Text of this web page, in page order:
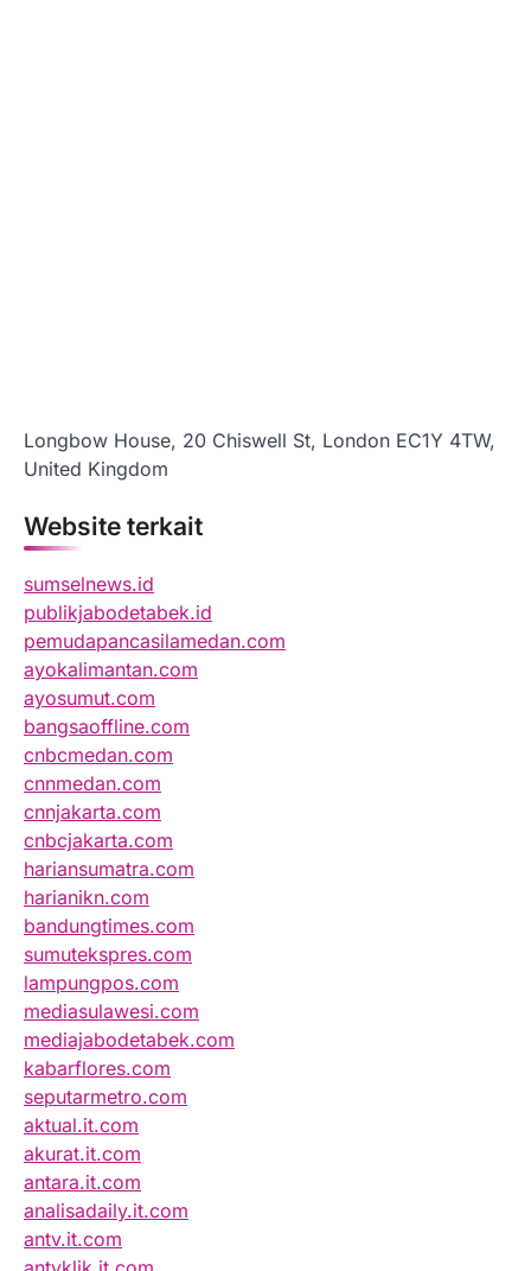
Longbow House, 20 Chiswell St, London EC1Y 4TW,
United Kingdom
Website terkait
sumselnews.id
publikjabodetabek.id
pemudapancasilamedan.com
ayokalimantan.com
ayosumut.com
bangsaoffline.com
cnbcmedan.com
cnnmedan.com
cnnjakarta.com
cnbcjakarta.com
hariansumatra.com
harianikn.com
bandungtimes.com
sumutekspres.com
lampungpos.com
mediasulawesi.com
mediajabodetabek.com
kabarflores.com
seputarmetro.com
aktual.it.com
akurat.it.com
antara.it.com
analisadaily.it.com
antv.it.com